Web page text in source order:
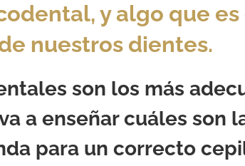
y algo que
nuestros dientes.
son los más
a enseñar cuáles son
para un correcto